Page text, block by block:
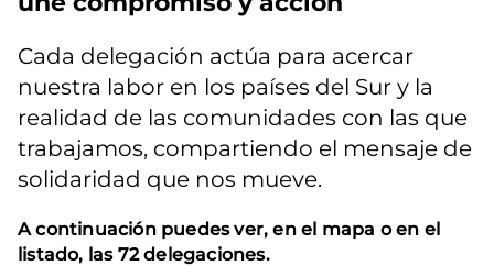
Cada delegación actúa para acercar
nuestra labor en los países del Sur y la
realidad de las comunidades con las que
trabajamos, compartiendo el mensaje de
solidaridad que nos mueve.
A continuación puedes ver, en el mapa o en el
listado, las 72 delegaciones.